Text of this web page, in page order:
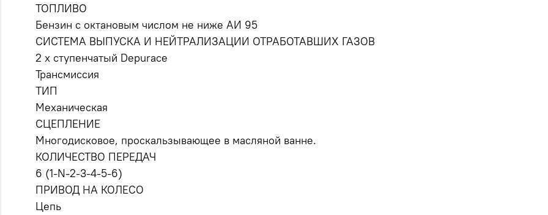
ТОПЛИВО
Бензин с октановым числом не ниже АИ 95
СИСТЕМА ВЫПУСКА И НЕЙТРАЛИЗАЦИИ ОТРАБОТАВШИХ ГАЗОВ
2 х ступенчатый Depurace
Трансмиссия
ТИП
Механическая
СЦЕПЛЕНИЕ
Многодисковое, проскальзывающее в масляной ванне.
КОЛИЧЕСТВО ПЕРЕДАЧ
6 (1-N-2-3-4-5-6)
ПРИВОД НА КОЛЕСО
Цепь